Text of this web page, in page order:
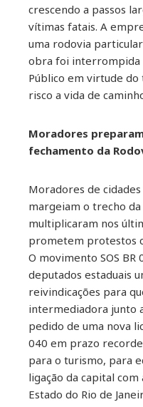
crescendo a passos
vítimas fatais. A
uma rodovia
obra foi interrompida
Público em virtude do
risco a vida de
Moradores
fechamento da
Moradores de
margeiam o trecho da
multiplicaram nos
prometem protestos
O movimento SOS
deputados estaduais
reivindicações para
intermediadora junto
pedido de uma nova
040 em prazo
para o turismo, para
ligação da capital
Estado do Rio de